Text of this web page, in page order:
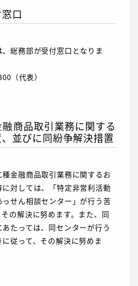
口
総務部が受付窓口となりま
（代表）
商品取引業務に関する
並びに同紛争解決措置
金融商品取引業務に関するお
対しては、「特定非営利活動
せん相談センター」が行う苦
の解決に努めます。また、同
たっては、同センターが行う
従って、その解決に努めま